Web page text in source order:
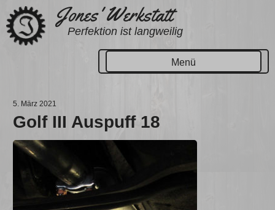
Zum
Inhalt
springen
Jones' Werkstatt
Perfektion ist langweilig
Menü
5. März 2021
Golf III Auspuff 18